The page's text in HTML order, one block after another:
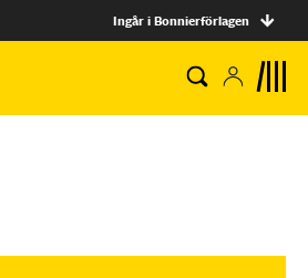
Ingår i Bonnierförlagen